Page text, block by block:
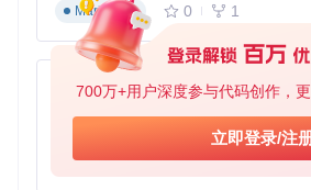
700万+用户深度参与代码创作，
立即登录/注
Markdown
0 1
py-xiaozhi
Python
0 1